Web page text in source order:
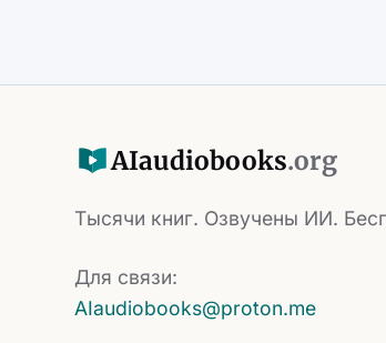
AIaudiobooks.org
Тысячи книг. Озвучены ИИ.
Для связи:
AIaudiobooks@proton.me